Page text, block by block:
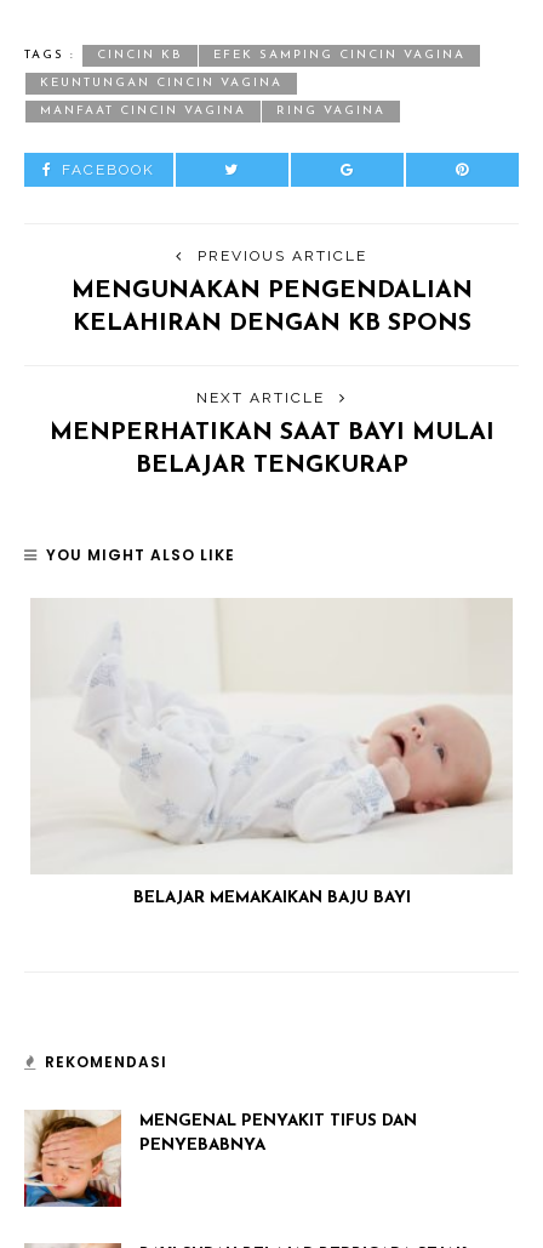
TAGS : CINCIN KB EFEK SAMPING CINCIN VAGINA
KEUNTUNGAN CINCIN VAGINA
MANFAAT CINCIN VAGINA RING VAGINA
FACEBOOK
PREVIOUS ARTICLE
MENGUNAKAN PENGENDALIAN
KELAHIRAN DENGAN KB SPONS
NEXT ARTICLE
MENPERHATIKAN SAAT BAYI MULAI
BELAJAR TENGKURAP
YOU MIGHT ALSO LIKE
BELAJAR MEMAKAIKAN BAJU BAYI
REKOMENDASI
MENGENAL PENYAKIT TIFUS DAN
PENYEBABNYA